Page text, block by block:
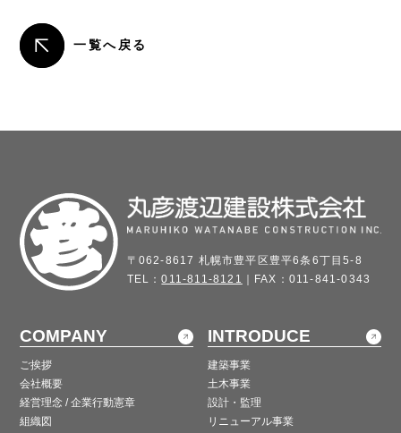
一覧へ戻る
〒062-8617 札幌市豊平区豊平6条6丁目5-8
TEL：011-811-8121 ｜FAX：011-841-0343
COMPANY
ご挨拶
会社概要
経営理念 / 企業行動憲章
組織図
INTRODUCE
建築事業
土木事業
設計・監理
リニューアル事業